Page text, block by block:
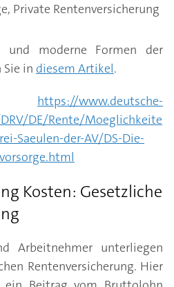
Private Rentenversicherung
und moderne Formen der
in diesem Artikel.
https://www.deutsche-
DE/Rente/Moeglichkeite
Saeulen-der-AV/DS-Die-
Kosten: Gesetzliche
Arbeitnehmer unterliegen
Rentenversicherung. Hier